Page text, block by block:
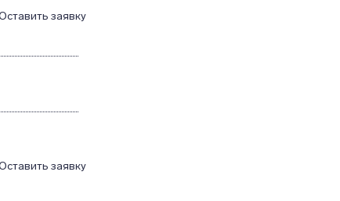
заявку
заявку